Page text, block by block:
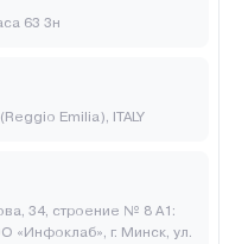
63 3н
Emilia), ITALY
34, строение № 8 А1:
«Инфоклаб», г. Минск, ул.